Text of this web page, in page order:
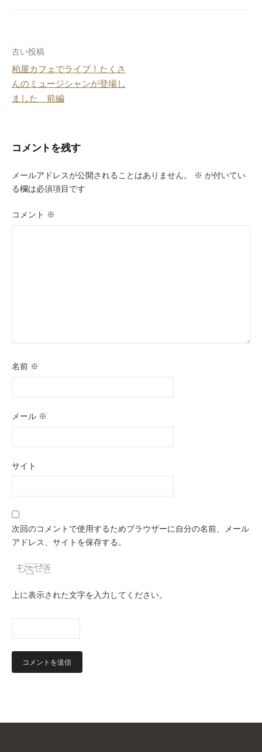
投
稿
ナ
シ
ン
古い投稿
柏屋カフェでライブ！たくさ
んのミュージシャンが登場し
ました 前編
コメントを残す
メールアドレスが公開されることはありません。 ※ が付いてい
る欄は必須項目です
コメント ※
名前 ※
メール ※
サイト
次回のコメントで使用するためブラウザーに自分の名前、メール
アドレス、サイトを保存する。
上に表示された文字を入力してください。